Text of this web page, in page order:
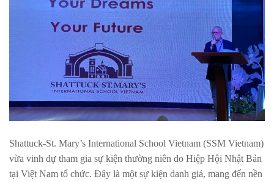
Shattuck-St. Mary’s International School Vietnam (SSM Vietnam)
vừa vinh dự tham gia sự kiện thường niên do Hiệp Hội Nhật Bản
tại Việt Nam tổ chức. Đây là một sự kiện danh giá, mang đến nền